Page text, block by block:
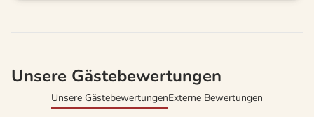
Unsere Gästebewertungen
Unsere GästebewertungenExterne Bewertungen